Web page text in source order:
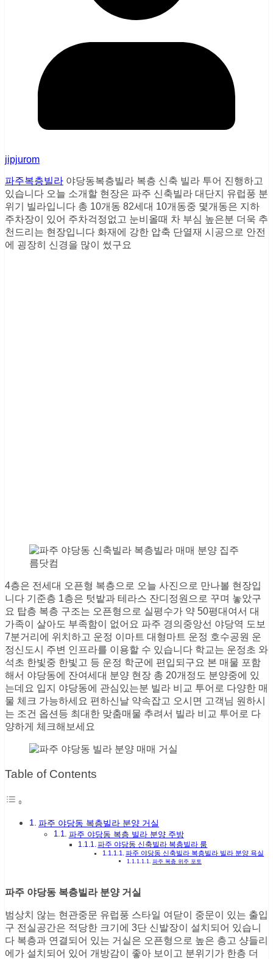
jipjurom
파주복층빌라 야당동복층빌라 복층 신축 빌라 투어 진행하고
있습니다 오늘 소개할 현장은 파주 신축빌라 대단지 유럽풍 분
위기 빌라입니다 총 10개동 82세대 10개동중 몇개동은 지하
주차장이 있어 주차걱정없고 눈비올때 차 부심 높은분 더욱 추
천드리는 현장입니다 화재에 강한 압축 단열재 시공으로 안전
에 굉장히 신경을 많이 썼구요
4층은 전세대 오픈형 복층으로 오늘 사진으로 만나볼 현장입
니다 기준층 1층은 텃밭과 테라스 잔디정원으로 꾸며 놓았구
요 탑층 복층 구조는 오픈형으로 실평수가 약 50평대여서 대
가족이 살아도 부족함이 없어요 파주 경의중앙선 야당역 도보
7분거리에 위치하고 운정 이마트 대형마트 운정 호수공원 운
정신도시 주변 인프라를 이용할 수 있습니다 학교는 운정초 와
석초 한빛중 한빛고 등 운정 학군에 편입되구요 본 매물 포함
해서 야당동에 잔여세대 분양 현장 총 20개정도 분양중에 있
는데요 입지 야당동에 관심있는분 빌라 비교 투어로 다양한 매
물 체크 가능하세요 편하신날 약속잡고 오시면 고객님 원하시
는 조건 옵션등 최대한 맞춤매물 추려서 빌라 비교 투어로 다
양하게 체크해보세요
Table of Contents
파주 야당동 복층빌라 분양 거실
파주 야당동 복층 빌라 분양 주방
파주 야당동 신축빌라 복층빌라 룸
파주 야당동 신축빌라 복층빌라 빌라 분양 욕실
파주 복층 위주 포토
파주 야당동 복층빌라 분양 거실
범상치 않는 현관중문 유럽풍 스타일 여닫이 중문이 있는 출입
구 전실공간은 적당한 크기에 3단 신발장이 설치되어 있습니
다 복층과 연결되어 있는 거실은 오픈형으로 높은 층고 샹들리
에가 설치되어 있어 개방감이 좋아 보이고 분위기가 한층 더